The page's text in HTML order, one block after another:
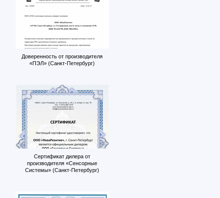
Доверенность от производителя
«ПЭЛ» (Санкт-Петербург)
Сертификат дилера от
производителя «Сенсорные
Системы» (Санкт-Петербург)